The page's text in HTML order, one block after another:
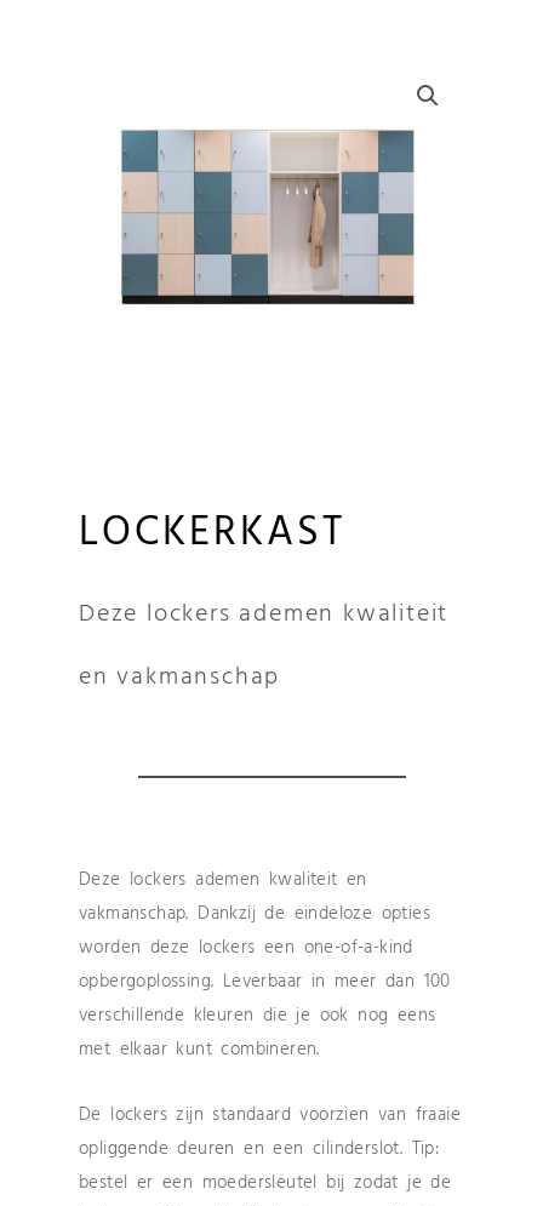
LOCKERKAST
Deze lockers ademen kwaliteit
en vakmanschap
Deze lockers ademen kwaliteit en
vakmanschap. Dankzij de eindeloze opties
worden deze lockers een one-of-a-kind
opbergoplossing. Leverbaar in meer dan 100
verschillende kleuren die je ook nog eens
met elkaar kunt combineren.
De lockers zijn standaard voorzien van fraaie
opliggende deuren en een cilinderslot. Tip:
bestel er een moedersleutel bij zodat je de